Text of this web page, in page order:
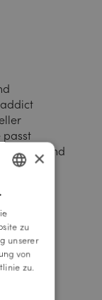
passt
und
GERMAN
×
zu
unserer
von
zu.